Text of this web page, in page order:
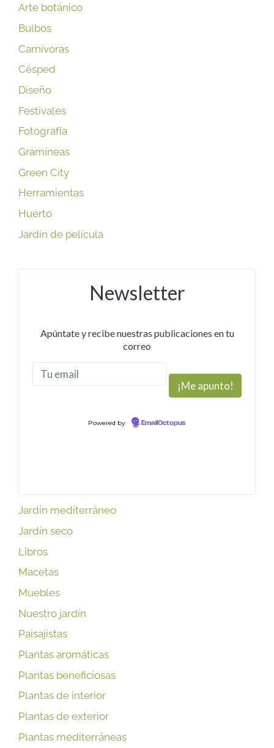
Arte botánico
Bulbos
Carnívoras
Césped
Diseño
Festivales
Fotografía
Gramíneas
Green City
Herramientas
Huerto
Jardín de película
Newsletter
Apúntate y recibe nuestras publicaciones en tu
correo
Powered by EmailOctopus
Jardín mediterráneo
Jardín seco
Libros
Macetas
Muebles
Nuestro jardín
Paisajistas
Plantas aromáticas
Plantas beneficiosas
Plantas de interior
Plantas de exterior
Plantas mediterráneas